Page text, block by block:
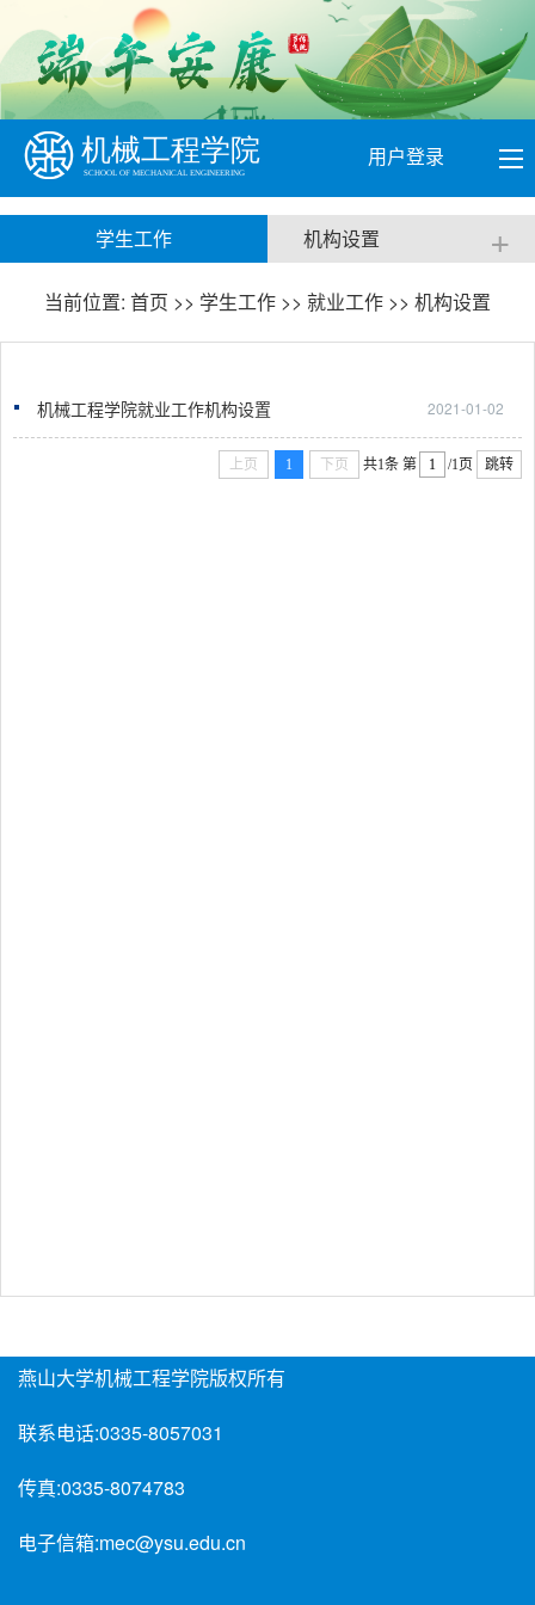
用户登录
学生工作 机构设置 +
当前位置: 首页 >> 学生工作 >> 就业工作 >> 机构设置
机械工程学院就业工作机构设置 2021-01-02
上页 1 下页 共1条 第 /1页 跳转
燕山大学机械工程学院版权所有
联系电话:0335-8057031
传真:0335-8074783
电子信箱:mec@ysu.edu.cn